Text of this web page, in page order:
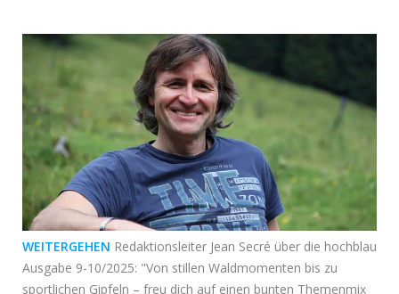
WEITERGEHEN Redaktionsleiter Jean Secré über die hochblau
Ausgabe 9-10/2025: "Von stillen Waldmomenten bis zu
sportlichen Gipfeln – freu dich auf einen bunten Themenmix